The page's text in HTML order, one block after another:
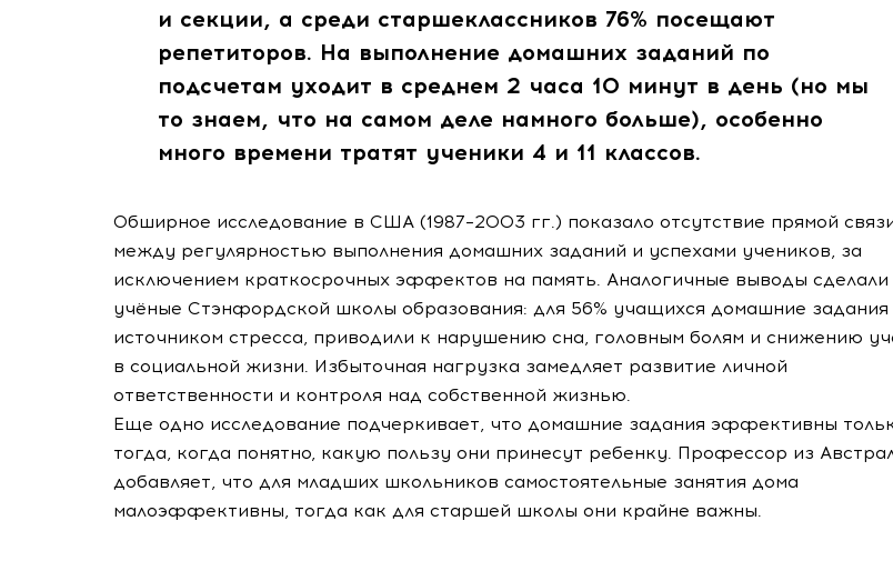
и секции, а среди старшеклассников 76% посещают
репетиторов. На выполнение домашних заданий по
подсчетам уходит в среднем 2 часа 10 минут в день (но мы
то знаем, что на самом деле намного больше), особенно
много времени тратят ученики 4 и 11 классов.
Обширное исследование в США (1987–2003 гг.) показало отсутствие прямой
между регулярностью выполнения домашних заданий и успехами учеников, за
исключением краткосрочных эффектов на память. Аналогичные выводы сделали
учёные Стэнфордской школы образования: для 56% учащихся домашние задания
источником стресса, приводили к нарушению сна, головным болям и снижению
в социальной жизни. Избыточная нагрузка замедляет развитие личной
ответственности и контроля над собственной жизнью.
Еще одно исследование подчеркивает, что домашние задания эффективны
тогда, когда понятно, какую пользу они принесут ребенку. Профессор из
добавляет, что для младших школьников самостоятельные занятия дома
малоэффективны, тогда как для старшей школы они крайне важны.